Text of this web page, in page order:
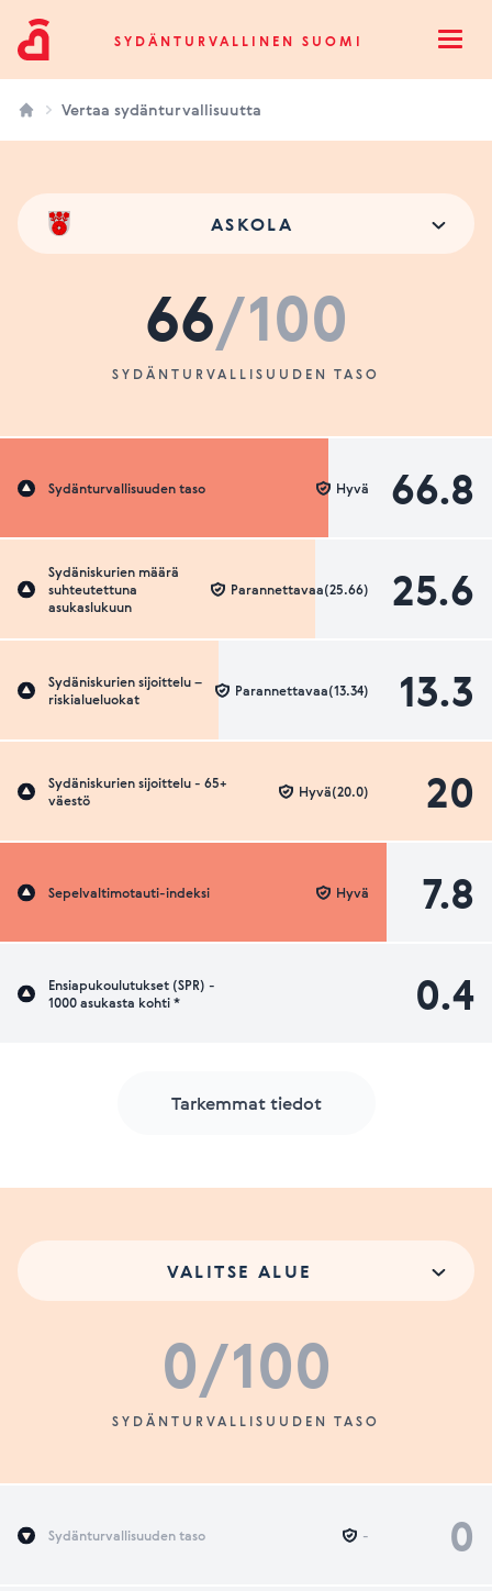
Sydänturvallinen SuomiSYDÄNTURVALLINEN SUOMI
Vertaa sydänturvallisuutta
ASKOLA
66/100
SYDÄNTURVALLISUUDEN TASO
Sydänturvallisuuden taso 66.8
Hyvä
Sydäniskurien määrä
suhteutettuna
asukaslukuun
25.6
Parannettavaa(25.66)
Sydäniskurien sijoittelu –
riskialueluokat
13.3
Parannettavaa(13.34)
Sydäniskurien sijoittelu - 65+
väestö
20
Hyvä(20.0)
Sepelvaltimotauti-indeksi 7.8
Hyvä
Ensiapukoulutukset (SPR) -
1000 asukasta kohti *
0.4
Tarkemmat tiedot
VALITSE ALUE
0/100
SYDÄNTURVALLISUUDEN TASO
Sydänturvallisuuden taso 0
-